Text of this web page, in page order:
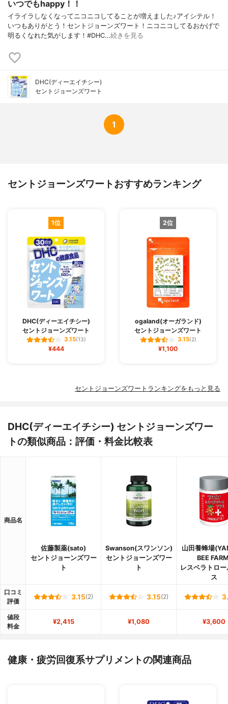
いつでもhappy！！
イライラしなくなってニコニコしてることが増えました♪アイシテル！
いつもありがとう！セントジョーンズワート！ニコニコしてるおかげで
明るくなれた気がします！#DHC…続きを見る
DHC(ディーエイチシー)
セントジョーンズワート
1
セントジョーンズワートおすすめランキング
1位
DHC(ディーエイチシー)
セントジョーンズワート
3.15(13)
¥444
2位
ogaland(オーガランド)
セントジョーンズワート
3.15(2)
¥1,100
セントジョーンズワートランキングをもっと見る
DHC(ディーエイチシー) セントジョーンズワー
トの類似商品：評価・料金比較表
商品名
佐藤製薬(sato)
セントジョーンズワー
ト
Swanson(スワンソン)
セントジョーンズワー
ト
山田養蜂場
BEE
レスベラトロ
ス
口コミ
評価
3.15(2) 3.15(2)
値段
料金
¥2,415 ¥1,080 ¥3,600
健康・疲労回復系サプリメントの関連商品